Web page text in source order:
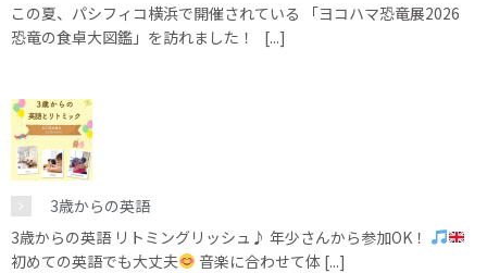
この夏、パシフィコ横浜で開催されている 「ヨコハマ恐竜展2026
恐竜の食卓大図鑑」を訪れました！ [...]
3歳からの英語
3歳からの英語 リトミングリッシュ♪ 年少さんから参加OK！
初めての英語でも大丈夫
音楽に合わせて体 [...]